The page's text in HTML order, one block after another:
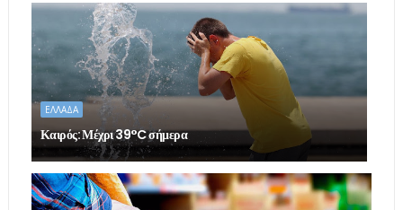
ΕΛΛΑΔΑ
Καιρός: Μέχρι 39°C σήμερα